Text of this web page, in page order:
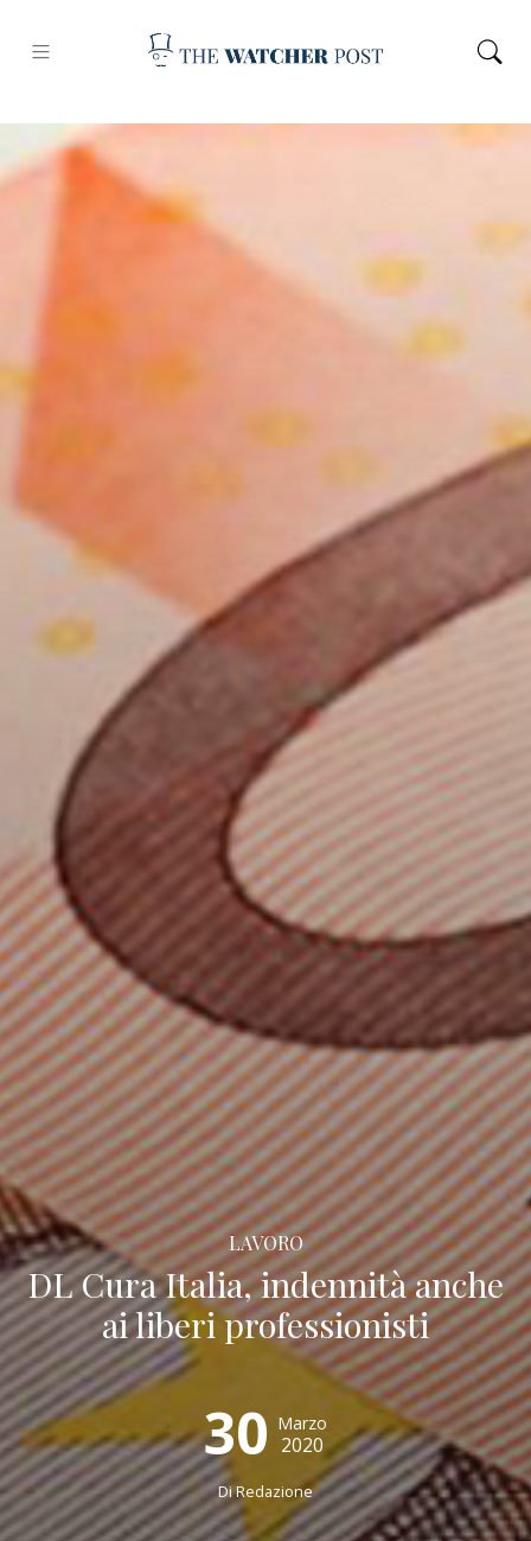
LAVORO
DL Cura Italia, indennità anche
ai liberi professionisti
30 Marzo
2020
DiRedazione